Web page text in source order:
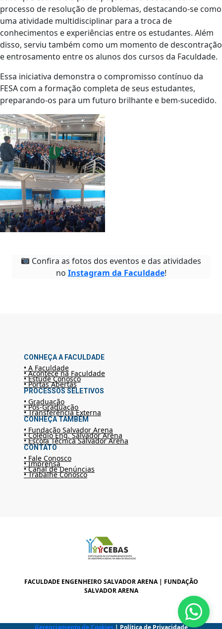
processo de resolução de problemas, destacando-se como
uma atividade multidisciplinar para a troca de
conhecimentos e experiências entre os estudantes. Além
disso, serviu também como um momento de descontração
e entrosamento entre os alunos dos cursos da Faculdade.
Essa iniciativa demonstra o compromisso contínuo da
FESA com a formação completa de seus estudantes,
preparando-os para um futuro brilhante e bem-sucedido.
Confira as fotos dos eventos e das atividades
no Instagram da Faculdade!
CONHEÇA A FACULDADE
• A Faculdade
• Acontece na Faculdade
• Estude Conosco
• Portas Abertas
PROCESSOS SELETIVOS
• Graduação
• Pós-Graduação
• Transferência Externa
CONHEÇA TAMBÉM
• Fundação Salvador Arena
• Colégio Eng. Salvador Arena
• Escola Técnica Salvador Arena
CONTATO
• Fale Conosco
• Imprensa
• Canal de Denúncias
• Trabalhe Conosco
FACULDADE ENGENHEIRO SALVADOR ARENA | FUNDAÇÃO
SALVADOR ARENA